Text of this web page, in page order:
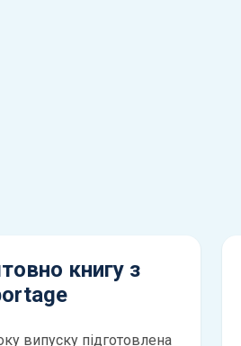
книгу з
випуску підготовлена